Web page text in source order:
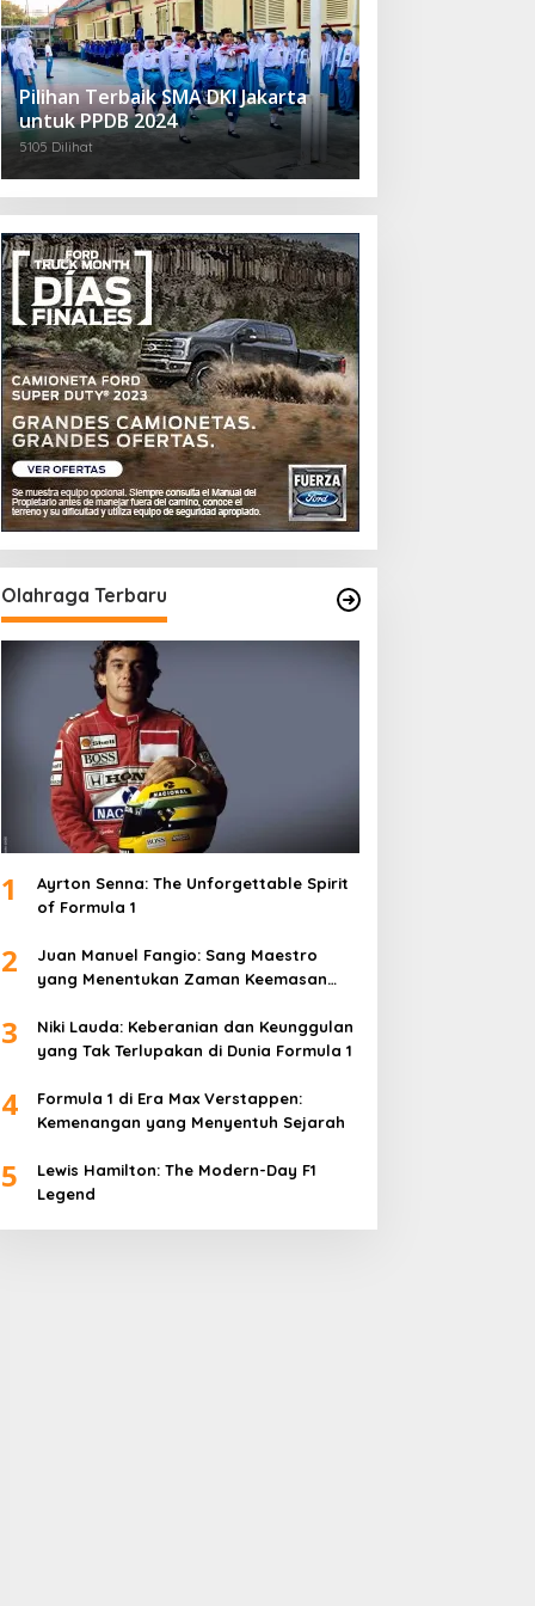
Pilihan Terbaik SMA DKI Jakarta
untuk PPDB 2024
5105 Dilihat
Olahraga Terbaru
1
Ayrton Senna: The Unforgettable Spirit
of Formula 1
2
Juan Manuel Fangio: Sang Maestro
yang Menentukan Zaman Keemasan
3
Niki Lauda: Keberanian dan Keunggulan
yang Tak Terlupakan di Dunia Formula 1
4
Formula 1 di Era Max Verstappen:
Kemenangan yang Menyentuh Sejarah
5
Lewis Hamilton: The Modern-Day F1
Legend